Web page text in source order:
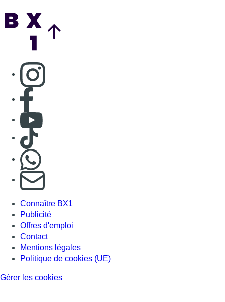
Consulter page Instagram
Consulter page Facebook
Consulter Youtube
Consulter TikTok
S'abonner à notre newsletter
Connaître BX1
Publicité
Offres d'emploi
Contact
Mentions légales
Politique de cookies (UE)
Gérer les cookies